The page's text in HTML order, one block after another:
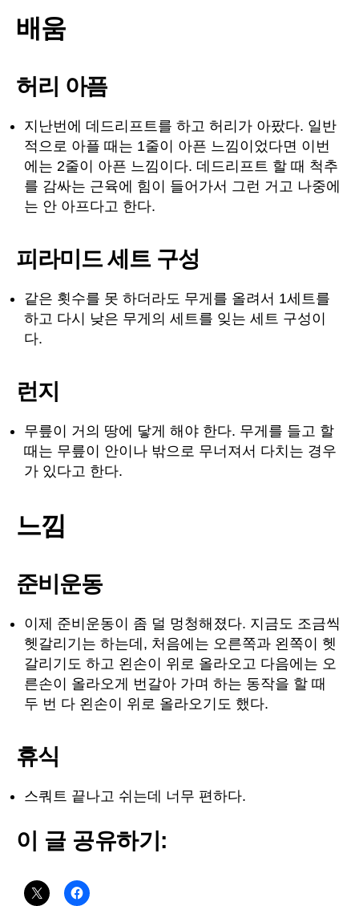
배움
허리 아픔
지난번에 데드리프트를 하고 허리가 아팠다. 일반
적으로 아플 때는 1줄이 아픈 느낌이었다면 이번
에는 2줄이 아픈 느낌이다. 데드리프트 할 때 척추
를 감싸는 근육에 힘이 들어가서 그런 거고 나중에
는 안 아프다고 한다.
피라미드 세트 구성
같은 횟수를 못 하더라도 무게를 올려서 1세트를
하고 다시 낮은 무게의 세트를 잊는 세트 구성이
다.
런지
무릎이 거의 땅에 닿게 해야 한다. 무게를 들고 할
때는 무릎이 안이나 밖으로 무너져서 다치는 경우
가 있다고 한다.
느낌
준비운동
이제 준비운동이 좀 덜 멍청해졌다. 지금도 조금씩
헷갈리기는 하는데, 처음에는 오른쪽과 왼쪽이 헷
갈리기도 하고 왼손이 위로 올라오고 다음에는 오
른손이 올라오게 번갈아 가며 하는 동작을 할 때
두 번 다 왼손이 위로 올라오기도 했다.
휴식
스쿼트 끝나고 쉬는데 너무 편하다.
이 글 공유하기: